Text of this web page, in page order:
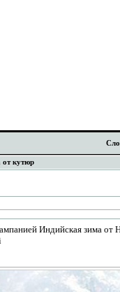
от кутюр
Индийская зима от